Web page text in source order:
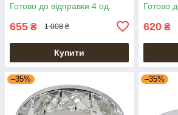
Готово до відправки 4 од.
655 ₴ 1 008 ₴
Купити
Готово
620 ₴
–35% –35%